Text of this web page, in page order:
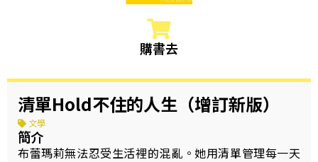
購書去
清單Hold不住的人生（增訂新版）
文學
簡介
布蕾瑪莉無法忍受生活裡的混亂。她用清單管理每一天